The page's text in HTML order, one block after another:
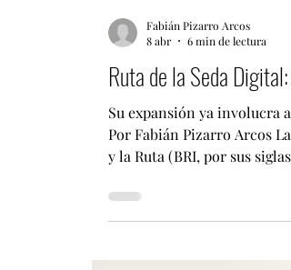
Fabián Pizarro Arcos
8 abr
6 min de lectura
Ruta de la Seda
Su expansión ya involucra
y la Ruta (BRI, por sus
logísticos, su dimensión